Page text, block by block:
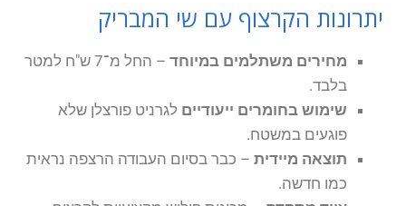
יתרונות הקרצוף עם שי המבריק
מחירים משתלמים במיוחד
– החל מ־7 ש"ח למטר
בלבד.
שימוש בחומרים ייעודיים לגרניט פורצלן שלא
פוגעים במשטח.
תוצאה מיידית – כבר בסיום העבודה הרצפה נראית
כמו חדשה.